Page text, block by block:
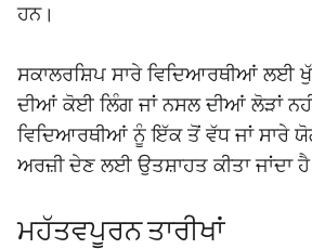
ਹਨ।
ਸਕਾਲਰਸ਼ਿਪ ਸਾਰੇ ਵਿਦਿਆਰਥੀਆਂ ਲਈ
ਦੀਆਂ ਕੋਈ ਲਿੰਗ ਜਾਂ ਨਸਲ ਦੀਆਂ ਲੋੜਾਂ
ਵਿਦਿਆਰਥੀਆਂ ਨੂੰ ਇੱਕ ਤੋਂ ਵੱਧ ਜਾਂ ਸਾਰੇ
ਅਰਜ਼ੀ ਦੇਣ ਲਈ ਉਤਸ਼ਾਹਤ ਕੀਤਾ ਜਾਂਦਾ
ਮਹੱਤਵਪੂਰਨ ਤਾਰੀਖਾਂ